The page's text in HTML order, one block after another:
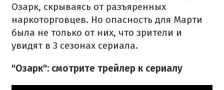
Озарк, скрываясь от разъяренных
наркоторговцев. Но опасность для Марти
была не только от них, что зрители и
увидят в 3 сезонах сериала.
"Озарк": смотрите трейлер к сериалу